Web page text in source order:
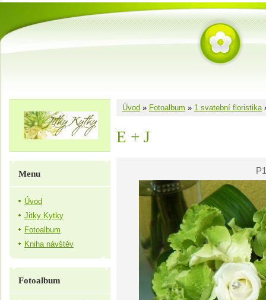
Úvod » Fotoalbum » 1 svatební floristika
E + J
Menu
Úvod
Jitky Kytky
Fotoalbum
Kniha návštěv
Fotoalbum